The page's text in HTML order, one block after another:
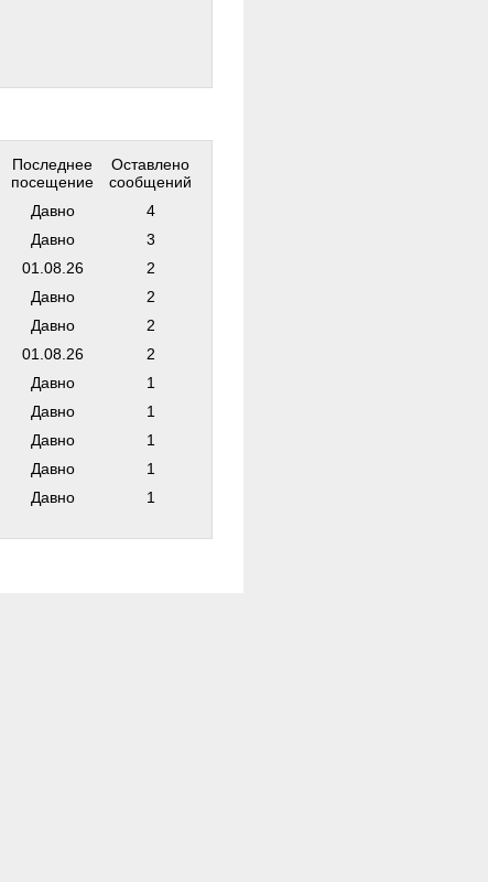
Последнее
посещение
Оставлено
сообщений
Давно
4
Давно
3
01.08.26
2
Давно
2
Давно
2
01.08.26
2
Давно
1
Давно
1
Давно
1
Давно
1
Давно 1